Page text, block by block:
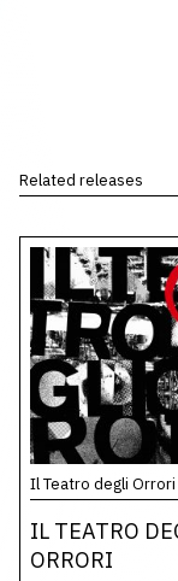
Related releases
Il Teatro degli Orrori
IL TEATRO
ORRORI